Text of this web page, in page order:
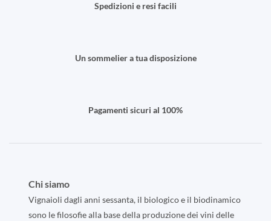
Spedizioni e resi facili
Un sommelier a tua disposizione
Pagamenti sicuri al 100%
Chi siamo
Vignaioli dagli anni sessanta, il biologico e il biodinamico
sono le filosofie alla base della produzione dei vini delle